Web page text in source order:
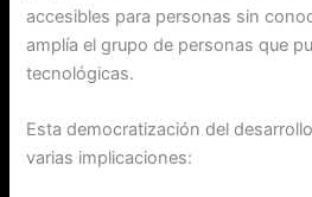
accesibles para personas sin
amplía el grupo de personas que
tecnológicas.
Esta democratización del
varias implicaciones: